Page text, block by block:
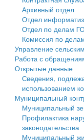
Социальная защита
Фотоальбом
Муниципальные
Проекты
Антимонопольный
Противодействие
Информационная
среднего
Муниципальные
Контрольно-
Персональные
Оценка
Архивный отдел
Отдел
Отдел по делам
Комиссия по
Управление
Работа с
Открытые данные
Сведения,
использованием
Муниципальный
Муниципальный
Профилактика
законодательства
Муниципальный